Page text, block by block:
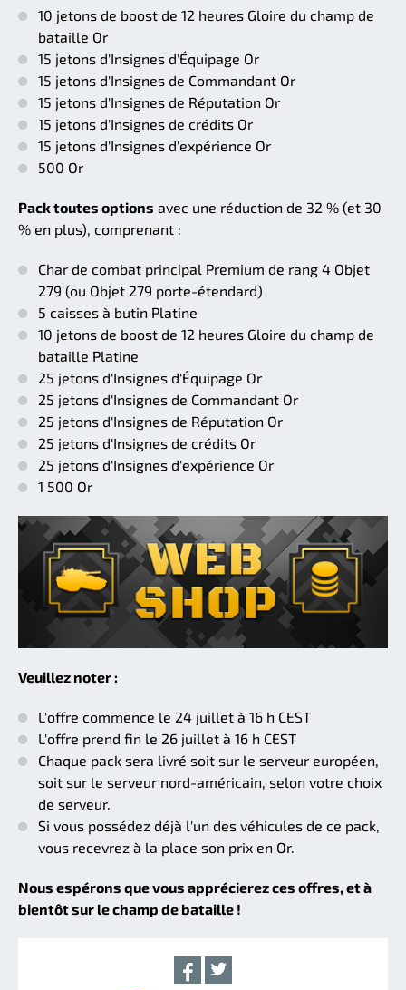
10 jetons de boost de 12 heures Gloire du champ de
bataille Or
15 jetons d'Insignes d'Équipage Or
15 jetons d'Insignes de Commandant Or
15 jetons d'Insignes de Réputation Or
15 jetons d'Insignes de crédits Or
15 jetons d'Insignes d'expérience Or
500 Or
Pack toutes options avec une réduction de 32 % (et 30
% en plus), comprenant :
Char de combat principal Premium de rang 4 Objet
279 (ou Objet 279 porte-étendard)
5 caisses à butin Platine
10 jetons de boost de 12 heures Gloire du champ de
bataille Platine
25 jetons d'Insignes d'Équipage Or
25 jetons d'Insignes de Commandant Or
25 jetons d'Insignes de Réputation Or
25 jetons d'Insignes de crédits Or
25 jetons d'Insignes d'expérience Or
1 500 Or
Veuillez noter :
L'offre commence le 24 juillet à 16 h CEST
L'offre prend fin le 26 juillet à 16 h CEST
Chaque pack sera livré soit sur le serveur européen,
soit sur le serveur nord-américain, selon votre choix
de serveur.
Si vous possédez déjà l'un des véhicules de ce pack,
vous recevrez à la place son prix en Or.
Nous espérons que vous apprécierez ces offres, et à
bientôt sur le champ de bataille !